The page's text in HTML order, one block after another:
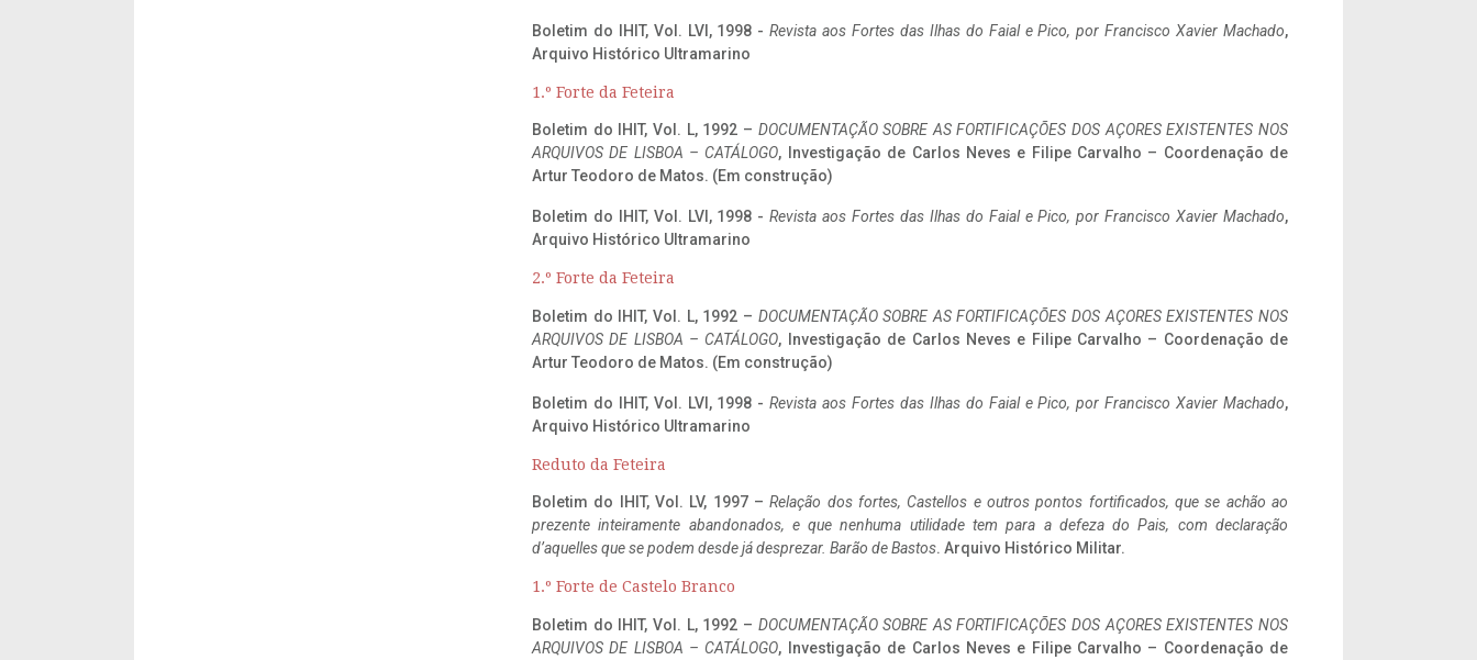
Boletim do IHIT, Vol. LVI, 1998 -Revista aos Fortes das Ilhas do Faial e Pico, por Francisco Xavier Machado,
Arquivo Histórico Ultramarino
1.º Forte da Feteira
Boletim do IHIT, Vol. L, 1992 – DOCUMENTAÇÃO SOBRE AS FORTIFICAÇÕES DOS AÇORES EXISTENTES NOS
ARQUIVOS DE LISBOA – CATÁLOGO, Investigação de Carlos Neves e Filipe Carvalho – Coordenação de
Artur Teodoro de Matos. (Em construção)
Boletim do IHIT, Vol. LVI, 1998 -Revista aos Fortes das Ilhas do Faial e Pico, por Francisco Xavier Machado,
Arquivo Histórico Ultramarino
2.º Forte da Feteira
Boletim do IHIT, Vol. L, 1992 – DOCUMENTAÇÃO SOBRE AS FORTIFICAÇÕES DOS AÇORES EXISTENTES NOS
ARQUIVOS DE LISBOA – CATÁLOGO, Investigação de Carlos Neves e Filipe Carvalho – Coordenação de
Artur Teodoro de Matos. (Em construção)
Boletim do IHIT, Vol. LVI, 1998 -Revista aos Fortes das Ilhas do Faial e Pico, por Francisco Xavier Machado,
Arquivo Histórico Ultramarino
Reduto da Feteira
Boletim do IHIT, Vol. LV, 1997 –Relação dos fortes, Castellos e outros pontos fortificados, que se achão ao
prezente inteiramente abandonados, e que nenhuma utilidade tem para a defeza do Pais, com declaração
d’aquelles que se podem desde já desprezar. Barão de Bastos. Arquivo Histórico Militar.
1.º Forte de Castelo Branco
Boletim do IHIT, Vol. L, 1992 – DOCUMENTAÇÃO SOBRE AS FORTIFICAÇÕES DOS AÇORES EXISTENTES NOS
ARQUIVOS DE LISBOA – CATÁLOGO, Investigação de Carlos Neves e Filipe Carvalho – Coordenação de